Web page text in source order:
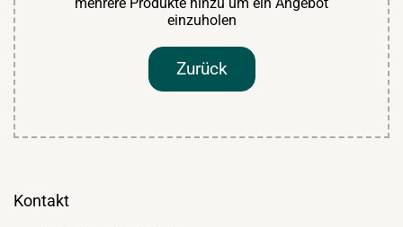
einzuholen
Zurück
Kontakt